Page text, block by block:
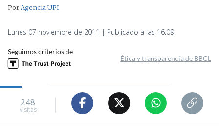
PorAgencia UPI
Lunes 07 noviembre de 2011 | Publicado a las 16:09
Seguimos criterios de
Ética y transparencia de BBCL
248
visitas